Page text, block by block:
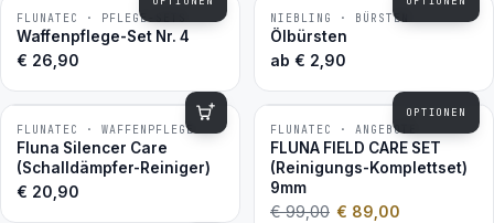
BESTSELLER
FLUNATEC · PFLEGE-SETS
Waffenpflege-Set Nr. 4
€ 26,90
BESTSELLER
NIEBLING · BÜRSTEN
Ölbürsten
ab € 2,90
OPTIONEN
BESTSELLER
FLUNATEC · WAFFENPFLEGE
Fluna Silencer Care
(Schalldämpfer-Reiniger)
€ 20,90
−10 %
FLUNATEC · ANGEBOTE
FLUNA FIELD CARE SET
(Reinigungs-Komplettset)
9mm
€99,00 € 89,00